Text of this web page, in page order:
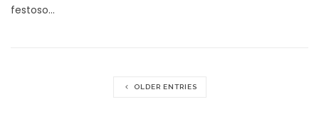
festoso…
OLDER ENTRIES